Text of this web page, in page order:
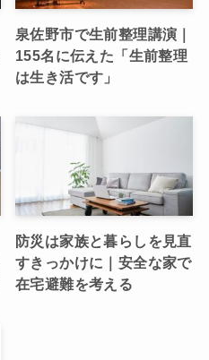
泉佐野市で生前整理講演｜
155名に伝えた「生前整理
は生き活です」
防災は家族と暮らしを見直
すきっかけに｜安全な家で
在宅避難を考える